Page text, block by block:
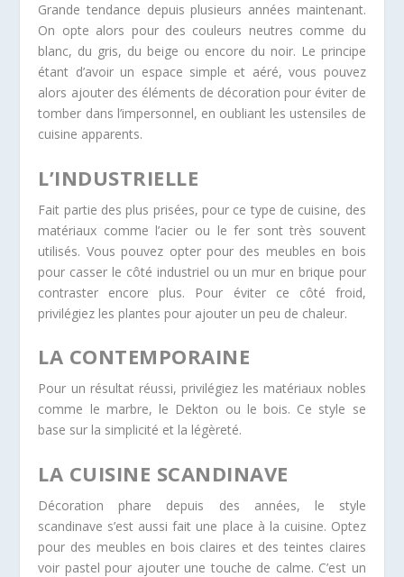
Grande tendance depuis plusieurs années maintenant.
On opte alors pour des couleurs neutres comme du
blanc, du gris, du beige ou encore du noir. Le principe
étant d’avoir un espace simple et aéré, vous pouvez
alors ajouter des éléments de décoration pour éviter de
tomber dans l’impersonnel, en oubliant les ustensiles de
cuisine apparents.
L’INDUSTRIELLE
Fait partie des plus prisées, pour ce type de cuisine, des
matériaux comme l’acier ou le fer sont très souvent
utilisés. Vous pouvez opter pour des meubles en bois
pour casser le côté industriel ou un mur en brique pour
contraster encore plus. Pour éviter ce côté froid,
privilégiez les plantes pour ajouter un peu de chaleur.
LA CONTEMPORAINE
Pour un résultat réussi, privilégiez les matériaux nobles
comme le marbre, le Dekton ou le bois. Ce style se
base sur la simplicité et la légèreté.
LA CUISINE SCANDINAVE
Décoration phare depuis des années, le style
scandinave s’est aussi fait une place à la cuisine. Optez
pour des meubles en bois claires et des teintes claires
voir pastel pour ajouter une touche de calme. C’est un